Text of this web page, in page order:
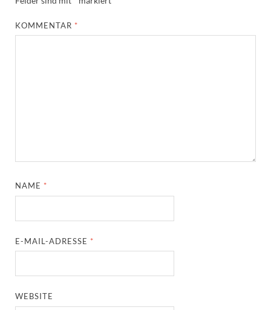
KOMMENTAR *
NAME *
E-MAIL-ADRESSE *
WEBSITE